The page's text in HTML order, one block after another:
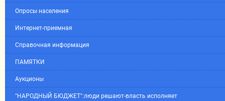
Опросы населения
Интернет-приемная
Справочная информация
ПАМЯТКИ
Аукционы
"НАРОДНЫЙ БЮДЖЕТ":люди решают-власть исполняет